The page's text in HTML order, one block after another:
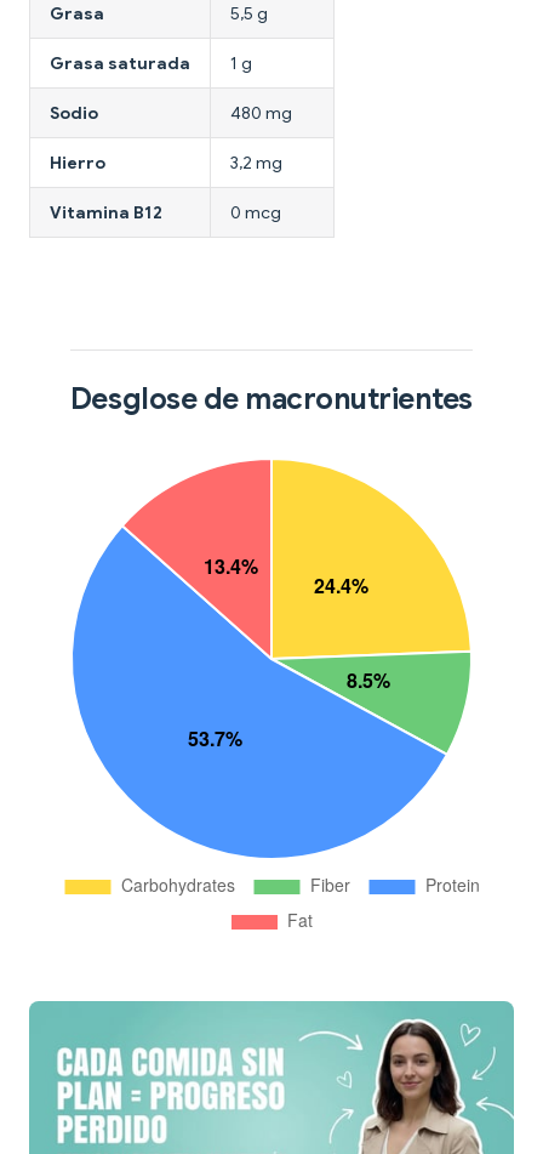
Grasa 5,5 g
Grasa saturada 1 g
Sodio 480 mg
Hierro 3,2 mg
Vitamina B12 0 mcg
Desglose de macronutrientes